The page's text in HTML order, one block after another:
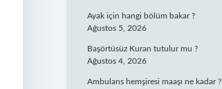
Ayak için hangi bölüm bakar ?
Ağustos 5, 2026
Başörtüsüz Kuran tutulur mu ?
Ağustos 4, 2026
Ambulans hemşiresi maaşı ne kadar ?